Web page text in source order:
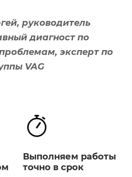
руководитель
диагност по
эксперт по
VAG
Выполняем работы
точно в срок